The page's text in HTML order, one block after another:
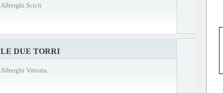
Alberghi Scicli
LE DUE TORRI
Alberghi Vittoria